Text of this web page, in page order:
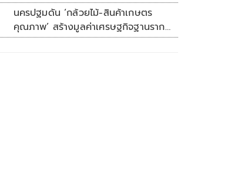
นครปฐมดัน ‘กล้วยไม้-สินค้าเกษตร
คุณภาพ’ สร้างมูลค่าเศรษฐกิจฐานราก
ตั้งเป้าเงินสะพัด 10 ล้านบาท